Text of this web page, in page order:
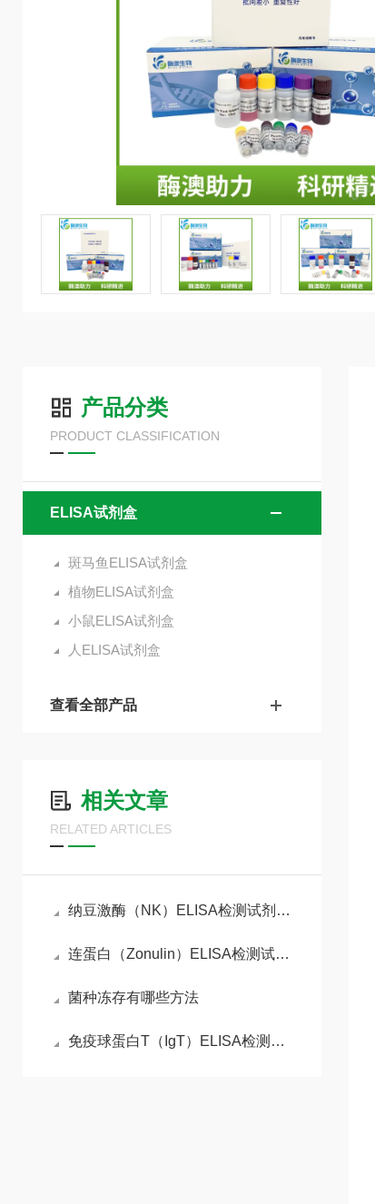
产品分类
PRODUCT CLASSIFICATION
ELISA试剂盒
斑马鱼ELISA试剂盒
植物ELISA试剂盒
小鼠ELISA试剂盒
人ELISA试剂盒
查看全部产品
相关文章
RELATED ARTICLES
纳豆激酶（NK）ELISA检测试剂盒检测原理
连蛋白（Zonulin）ELISA检测试剂盒检测原理
菌种冻存有哪些方法
免疫球蛋白T（IgT）ELISA检测试剂盒工作原理